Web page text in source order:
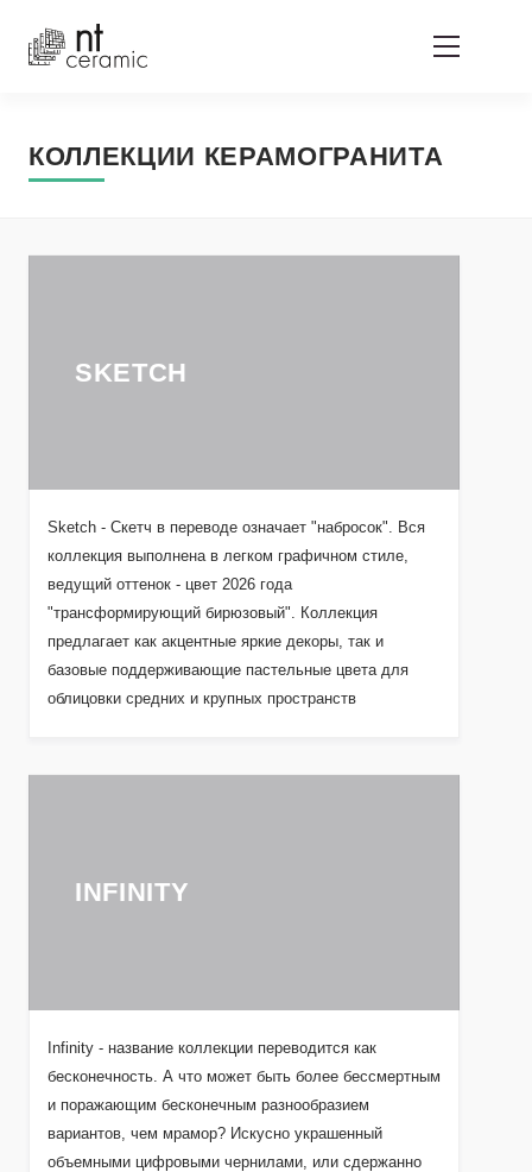
КОЛЛЕКЦИИ КЕРАМОГРАНИТА
SKETCH
Sketch - Скетч в переводе означает "набросок". Вся
коллекция выполнена в легком графичном стиле,
ведущий оттенок - цвет 2026 года
"трансформирующий бирюзовый". Коллекция
предлагает как акцентные яркие декоры, так и
базовые поддерживающие пастельные цвета для
облицовки средних и крупных пространств
INFINITY
Infinity - название коллекции переводится как
бесконечность. А что может быть более бессмертным
и поражающим бесконечным разнообразием
вариантов, чем мрамор? Искусно украшенный
объемными цифровыми чернилами, или сдержанно